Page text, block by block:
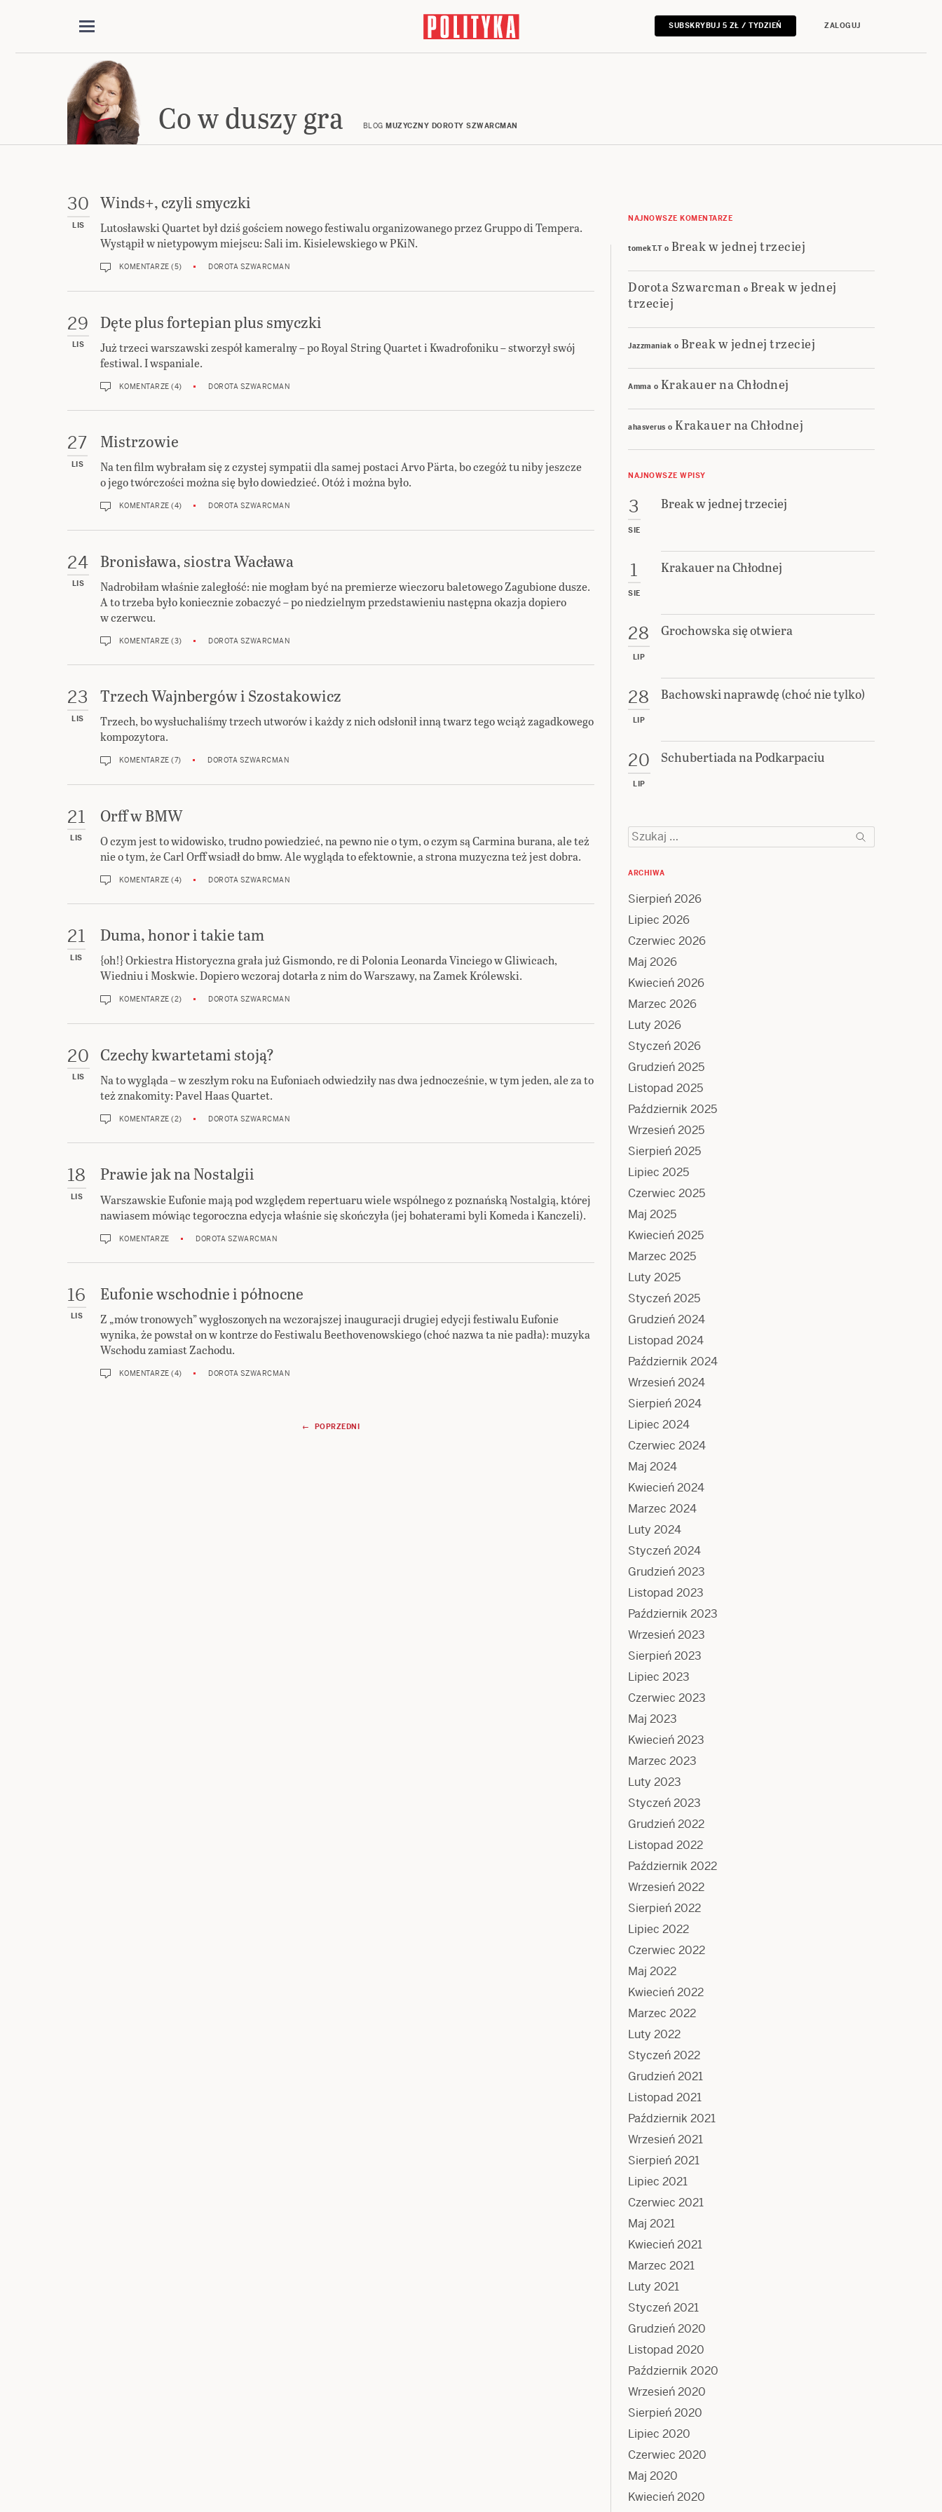
SUBSKRYBUJ 5 ZŁ / TYDZIEŃ ZALOGUJ
Co w duszy gra BLOG MUZYCZNY DOROTY SZWARCMAN
30
LIS
Winds+, czyli smyczki
Lutosławski Quartet był dziś gościem nowego festiwalu organizowanego przez Gruppo di Tempera.
Wystąpił w nietypowym miejscu: Sali im. Kisielewskiego w PKiN.
KOMENTARZE (5) DOROTA SZWARCMAN
29
LIS
Dęte plus fortepian plus smyczki
Już trzeci warszawski zespół kameralny – po Royal String Quartet i Kwadrofoniku – stworzył swój
festiwal. I wspaniale.
KOMENTARZE (4) DOROTA SZWARCMAN
27
LIS
Mistrzowie
Na ten film wybrałam się z czystej sympatii dla samej postaci Arvo Pärta, bo czegóż tu niby jeszcze
o jego twórczości można się było dowiedzieć. Otóż i można było.
KOMENTARZE (4) DOROTA SZWARCMAN
24
LIS
Bronisława, siostra Wacława
Nadrobiłam właśnie zaległość: nie mogłam być na premierze wieczoru baletowego Zagubione dusze.
A to trzeba było koniecznie zobaczyć – po niedzielnym przedstawieniu następna okazja dopiero
w czerwcu.
KOMENTARZE (3) DOROTA SZWARCMAN
23
LIS
Trzech Wajnbergów i Szostakowicz
Trzech, bo wysłuchaliśmy trzech utworów i każdy z nich odsłonił inną twarz tego wciąż zagadkowego
kompozytora.
KOMENTARZE (7) DOROTA SZWARCMAN
21
LIS
Orff w BMW
O czym jest to widowisko, trudno powiedzieć, na pewno nie o tym, o czym są Carmina burana, ale też
nie o tym, że Carl Orff wsiadł do bmw. Ale wygląda to efektownie, a strona muzyczna też jest dobra.
KOMENTARZE (4) DOROTA SZWARCMAN
21
LIS
Duma, honor i takie tam
{oh!} Orkiestra Historyczna grała już Gismondo, re di Polonia Leonarda Vinciego w Gliwicach,
Wiedniu i Moskwie. Dopiero wczoraj dotarła z nim do Warszawy, na Zamek Królewski.
KOMENTARZE (2) DOROTA SZWARCMAN
20
LIS
Czechy kwartetami stoją?
Na to wygląda – w zeszłym roku na Eufoniach odwiedziły nas dwa jednocześnie, w tym jeden, ale za to
też znakomity: Pavel Haas Quartet.
KOMENTARZE (2) DOROTA SZWARCMAN
18
LIS
Prawie jak na Nostalgii
Warszawskie Eufonie mają pod względem repertuaru wiele wspólnego z poznańską Nostalgią, której
nawiasem mówiąc tegoroczna edycja właśnie się skończyła (jej bohaterami byli Komeda i Kanczeli).
KOMENTARZE DOROTA SZWARCMAN
16
LIS
Eufonie wschodnie i północne
Z „mów tronowych” wygłoszonych na wczorajszej inauguracji drugiej edycji festiwalu Eufonie
wynika, że powstał on w kontrze do Festiwalu Beethovenowskiego (choć nazwa ta nie padła): muzyka
Wschodu zamiast Zachodu.
KOMENTARZE (4) DOROTA SZWARCMAN
← POPRZEDNI
NAJNOWSZE KOMENTARZE
tomekT.To Break w jednej trzeciej
Dorota Szwarcman o Break w jednej
trzeciej
Jazzmaniak o Break w jednej trzeciej
Amma o Krakauer na Chłodnej
ahasverus o Krakauer na Chłodnej
NAJNOWSZE WPISY
3
SIE
Break w jednej trzeciej
1
SIE
Krakauer na Chłodnej
28
LIP
Grochowska się otwiera
28
LIP
Bachowski naprawdę (choć nie tylko)
20
LIP
Schubertiada na Podkarpaciu
Szukaj:
ARCHIWA
Sierpień 2026
Lipiec 2026
Czerwiec 2026
Maj 2026
Kwiecień 2026
Marzec 2026
Luty 2026
Styczeń 2026
Grudzień 2025
Listopad 2025
Październik 2025
Wrzesień 2025
Sierpień 2025
Lipiec 2025
Czerwiec 2025
Maj 2025
Kwiecień 2025
Marzec 2025
Luty 2025
Styczeń 2025
Grudzień 2024
Listopad 2024
Październik 2024
Wrzesień 2024
Sierpień 2024
Lipiec 2024
Czerwiec 2024
Maj 2024
Kwiecień 2024
Marzec 2024
Luty 2024
Styczeń 2024
Grudzień 2023
Listopad 2023
Październik 2023
Wrzesień 2023
Sierpień 2023
Lipiec 2023
Czerwiec 2023
Maj 2023
Kwiecień 2023
Marzec 2023
Luty 2023
Styczeń 2023
Grudzień 2022
Listopad 2022
Październik 2022
Wrzesień 2022
Sierpień 2022
Lipiec 2022
Czerwiec 2022
Maj 2022
Kwiecień 2022
Marzec 2022
Luty 2022
Styczeń 2022
Grudzień 2021
Listopad 2021
Październik 2021
Wrzesień 2021
Sierpień 2021
Lipiec 2021
Czerwiec 2021
Maj 2021
Kwiecień 2021
Marzec 2021
Luty 2021
Styczeń 2021
Grudzień 2020
Listopad 2020
Październik 2020
Wrzesień 2020
Sierpień 2020
Lipiec 2020
Czerwiec 2020
Maj 2020
Kwiecień 2020